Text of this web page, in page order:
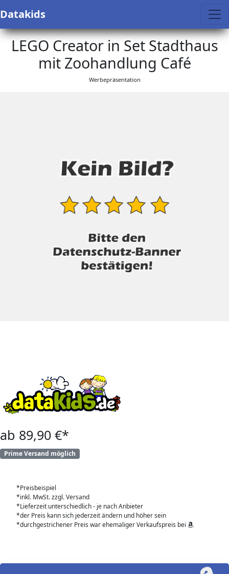
Datakids
LEGO Creator in Set Stadthaus
mit Zoohandlung Café
Werbepräsentation
ab 89,90 €*
Prime Versand möglich
*Preisbeispiel
*inkl. MwSt. zzgl. Versand
*Lieferzeit unterschiedlich - je nach Anbieter
*der Preis kann sich jederzeit ändern und höher sein
*durchgestrichener Preis war ehemaliger Verkaufspreis bei